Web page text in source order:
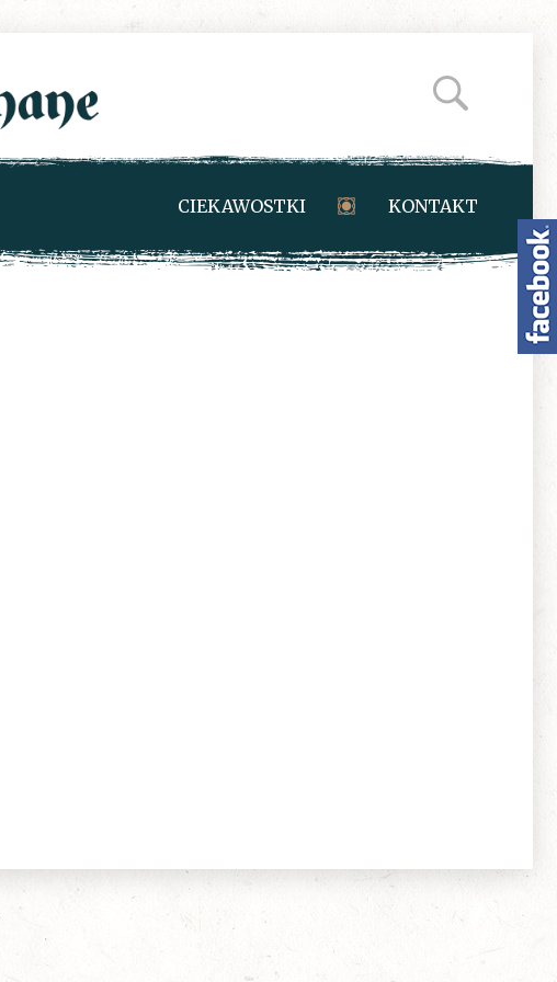
CIEKAWOSTKI KONTAKT